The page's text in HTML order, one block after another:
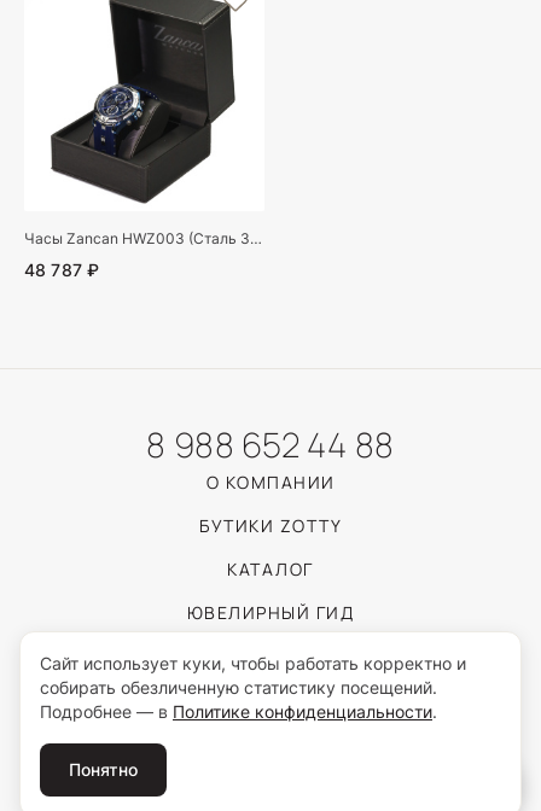
Часы Zancan HWZ003 (Сталь 304)
48 787 ₽
8 988 652 44 88
О КОМПАНИИ
БУТИКИ ZOTTY
КАТАЛОГ
ЮВЕЛИРНЫЙ ГИД
ПОКУПАТЕЛЯМ
согласно
Сайт использует куки, чтобы работать корректно и
собирать обезличенную статистику посещений.
Подробнее — в Политике конфиденциальности.
Понятно